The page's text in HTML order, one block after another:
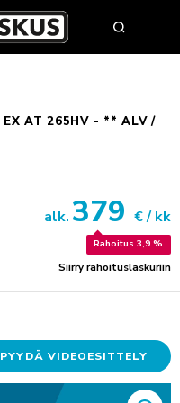
TUULILASIT
EX AT 265HV - ** ALV /
alk.379 € / kk
Rahoitus 3,9 %
Siirry rahoituslaskuriin
PYYDÄ VIDEOESITTELY